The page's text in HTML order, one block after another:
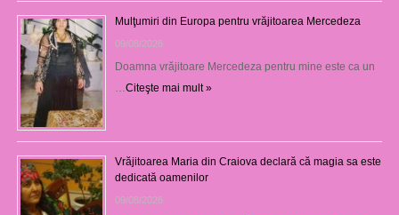
Mulţumiri din Europa pentru vrăjitoarea Mercedeza
09/08/2026
Doamna vrăjitoare Mercedeza pentru mine este ca un
…Citeşte mai mult »
Vrăjitoarea Maria din Craiova declară că magia sa este
dedicată oamenilor
09/08/2026